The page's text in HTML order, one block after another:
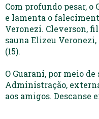
Com profundo pesar,
e lamenta o
Veronezi. Cleverson,
sauna Elizeu
(15).
O Guarani, por meio de
Administração,
aos amigos. Descanse